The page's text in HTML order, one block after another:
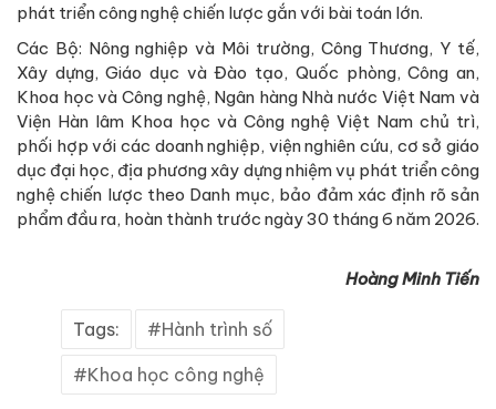
phát triển công nghệ chiến lược gắn với bài toán lớn.
Các Bộ: Nông nghiệp và Môi trường, Công Thương, Y tế,
Xây dựng, Giáo dục và Đào tạo, Quốc phòng, Công an,
Khoa học và Công nghệ, Ngân hàng Nhà nước Việt Nam và
Viện Hàn lâm Khoa học và Công nghệ Việt Nam chủ trì,
phối hợp với các doanh nghiệp, viện nghiên cứu, cơ sở giáo
dục đại học, địa phương xây dựng nhiệm vụ phát triển công
nghệ chiến lược theo Danh mục, bảo đảm xác định rõ sản
phẩm đầu ra, hoàn thành trước ngày 30 tháng 6 năm 2026.
Hoàng Minh Tiến
Tags: Hành trình số
Khoa học công nghệ